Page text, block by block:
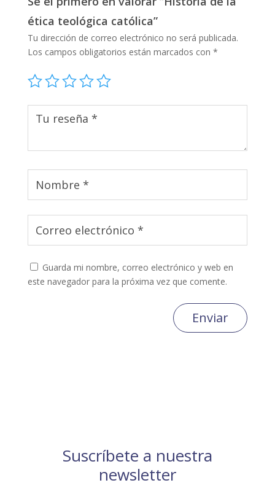
ética teológica católica”
Tu dirección de correo electrónico no será publicada.
Los campos obligatorios están marcados con *
Guarda mi nombre, correo electrónico y web en
este navegador para la próxima vez que comente.
Enviar
Suscríbete a nuestra
newsletter